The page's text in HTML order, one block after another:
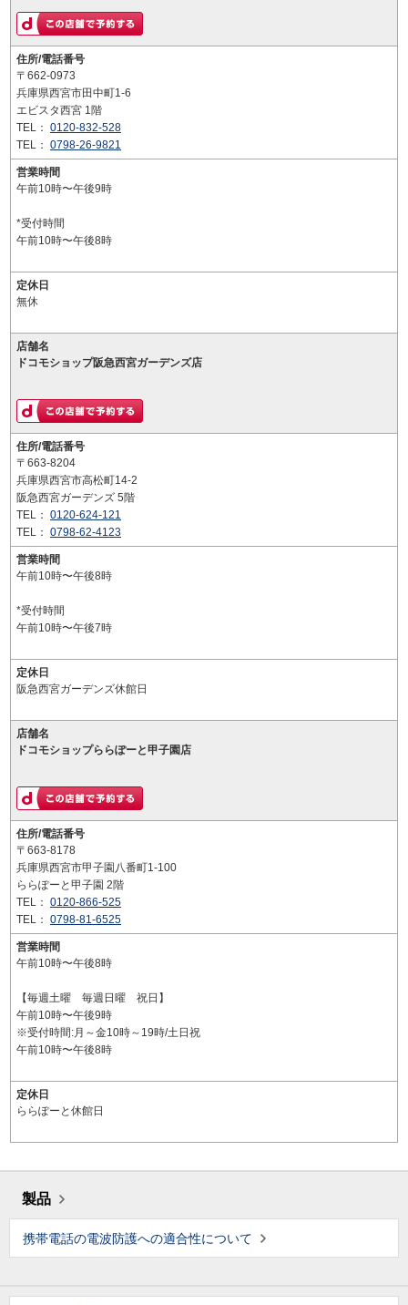
住所/電話番号
〒662-0973
兵庫県西宮市田中町1-6
エビスタ西宮 1階
TEL： 0120-832-528
TEL： 0798-26-9821
営業時間
午前10時〜午後9時
*受付時間
午前10時〜午後8時
定休日
無休
店舗名
ドコモショップ阪急西宮ガーデンズ店
住所/電話番号
〒663-8204
兵庫県西宮市高松町14-2
阪急西宮ガーデンズ 5階
TEL： 0120-624-121
TEL： 0798-62-4123
営業時間
午前10時〜午後8時
*受付時間
午前10時〜午後7時
定休日
阪急西宮ガーデンズ休館日
店舗名
ドコモショップららぽーと甲子園店
住所/電話番号
〒663-8178
兵庫県西宮市甲子園八番町1-100
ららぽーと甲子園 2階
TEL： 0120-866-525
TEL： 0798-81-6525
営業時間
午前10時〜午後8時
【毎週土曜 毎週日曜 祝日】
午前10時〜午後9時
※受付時間:月～金10時～19時/土日祝
午前10時〜午後8時
定休日
ららぽーと休館日
製品
携帯電話の電波防護への適合性について